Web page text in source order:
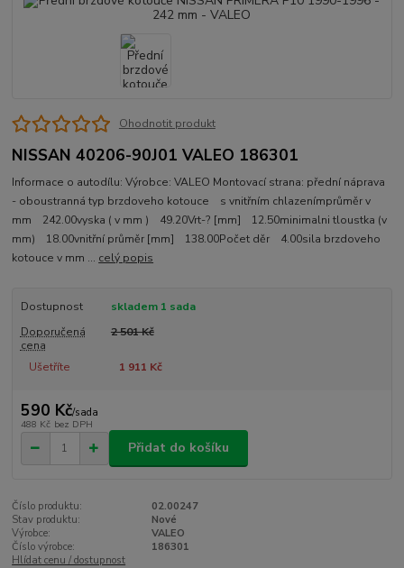
Ohodnotit produkt
NISSAN 40206-90J01 VALEO 186301
Informace o autodílu: Výrobce: VALEO Montovací strana: přední náprava
- oboustranná typ brzdoveho kotouce s vnitřním chlazenímprůměr v
mm 242.00vyska ( v mm ) 49.20Vrt-? [mm] 12.50minimalni tloustka (v
mm) 18.00vnitřní průměr [mm] 138.00Počet děr 4.00sila brzdoveho
kotouce v mm ... celý popis
Dostupnost
skladem 1 sada
Doporučená
cena
2 501 Kč
Ušetříte 1 911 Kč
590 Kč/sada
488 Kč bez DPH
Přidat do košíku
Číslo produktu:
02.00247
Stav produktu:
Nové
Výrobce:
VALEO
Číslo výrobce:
186301
Hlídat cenu / dostupnost